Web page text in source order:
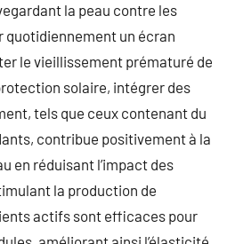
la peau contre les
quotidiennement un écran
le vieillissement prématuré de
solaire, intégrer des
tels que ceux contenant du
contribue positivement à la
en réduisant l’impact des
la production de
actifs sont efficaces pour